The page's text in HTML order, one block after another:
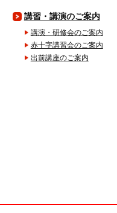
講習・講演のご案内
講演・研修会のご案内
赤十字講習会のご案内
出前講座のご案内